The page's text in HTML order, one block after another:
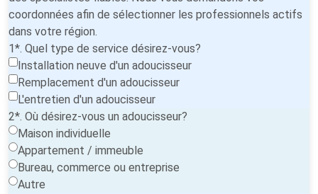
coordonnées afin de sélectionner les professionnels actifs
dans votre région.
1*. Quel type de service désirez-vous?
Installation neuve d'un adoucisseur
Remplacement d'un adoucisseur
L'entretien d'un adoucisseur
2*. Où désirez-vous un adoucisseur?
Maison individuelle
Appartement / immeuble
Bureau, commerce ou entreprise
Autre